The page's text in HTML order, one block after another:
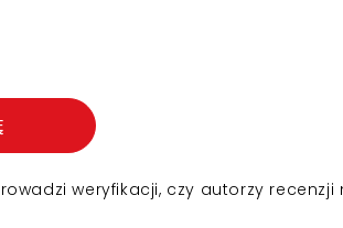
weryfikacji, czy autorzy recenzji